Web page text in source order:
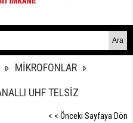
MİKROFONLAR
UHF TELSİZ
< < Önceki Sayfaya Dön